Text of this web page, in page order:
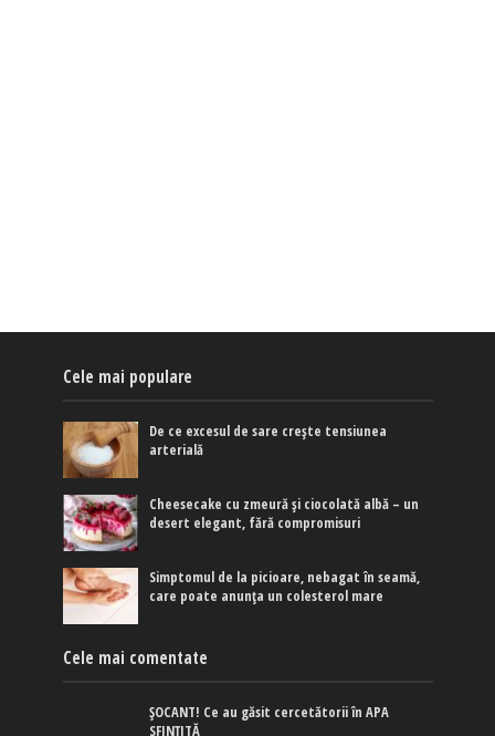
Cele mai populare
De ce excesul de sare crește tensiunea
arterială
Cheesecake cu zmeură și ciocolată albă – un
desert elegant, fără compromisuri
Simptomul de la picioare, nebagat în seamă,
care poate anunța un colesterol mare
Cele mai comentate
ȘOCANT! Ce au găsit cercetătorii în APA
SFINȚITĂ